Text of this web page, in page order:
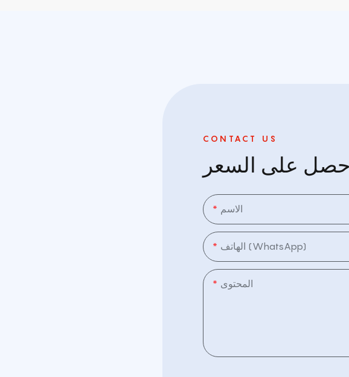
CONTACT US
الاسم
الهاتف (WhatsApp)
المحتوى